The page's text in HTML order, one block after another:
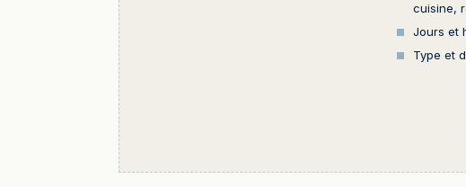
cuisine,
Jours et
Type et